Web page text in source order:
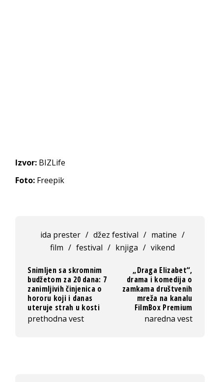
Izvor: BIZLife
Foto: Freepik
ida prester / džez festival / matine /
film / festival / knjiga / vikend
Snimljen sa skromnim
budžetom za 20 dana: 7
zanimljivih činjenica o
hororu koji i danas
uteruje strah u kosti
prethodna vest
„Draga Elizabet“,
drama i komedija o
zamkama društvenih
mreža na kanalu
FilmBox Premium
naredna vest